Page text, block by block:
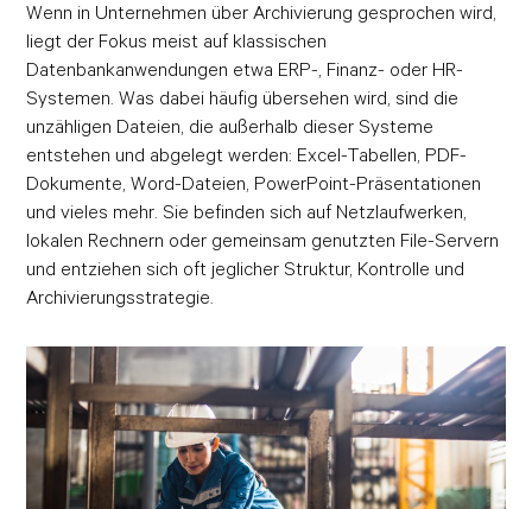
Wenn in Unternehmen über Archivierung gesprochen wird,
liegt der Fokus meist auf klassischen
Datenbankanwendungen etwa ERP-, Finanz- oder HR-
Systemen. Was dabei häufig übersehen wird, sind die
unzähligen Dateien, die außerhalb dieser Systeme
entstehen und abgelegt werden: Excel-Tabellen, PDF-
Dokumente, Word-Dateien, PowerPoint-Präsentationen
und vieles mehr. Sie befinden sich auf Netzlaufwerken,
lokalen Rechnern oder gemeinsam genutzten File-Servern
und entziehen sich oft jeglicher Struktur, Kontrolle und
Archivierungsstrategie.